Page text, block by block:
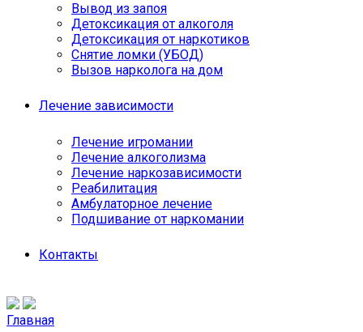
Вывод из запоя
Детоксикация от алкоголя
Детоксикация от наркотиков
Снятие ломки (УБОД)
Вызов нарколога на дом
Лечение зависимости
Лечение игромании
Лечение алкоголизма
Лечение наркозависимости
Реабилитация
Амбулаторное лечение
Подшивание от наркомании
Контакты
Главная